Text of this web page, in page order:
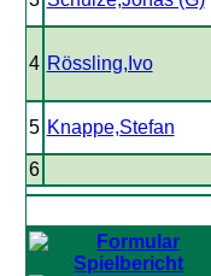
4 Rössling,Ivo
5 Knappe,Stefan
6